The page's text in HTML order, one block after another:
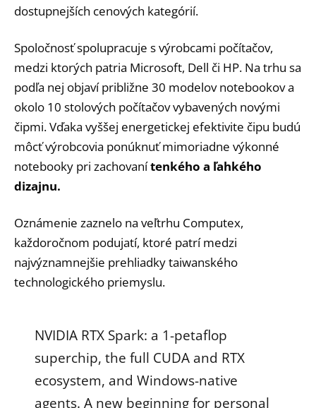
dostupnejších cenových kategórií.
Spoločnosť spolupracuje s výrobcami počítačov,
medzi ktorých patria Microsoft, Dell či HP. Na trhu sa
podľa nej objaví približne 30 modelov notebookov a
okolo 10 stolových počítačov vybavených novými
čipmi. Vďaka vyššej energetickej efektivite čipu budú
môcť výrobcovia ponúknuť mimoriadne výkonné
notebooky pri zachovanítenkého a ľahkého
dizajnu.
Oznámenie zaznelo na veľtrhu Computex,
každoročnom podujatí, ktoré patrí medzi
najvýznamnejšie prehliadky taiwanského
technologického priemyslu.
NVIDIA RTX Spark: a 1-petaflop
superchip, the full CUDA and RTX
ecosystem, and Windows-native
agents. A new beginning for personal